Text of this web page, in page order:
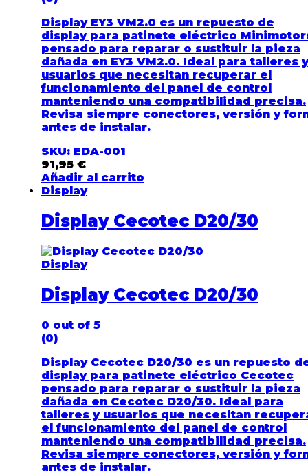
Display EY3 VM2.0 es un repuesto de
display para patinete eléctrico
pensado para reparar o sustituir la pieza
dañada en EY3 VM2.0. Ideal para talleres y
usuarios que necesitan recuperar el
funcionamiento del panel de control
manteniendo una compatibilidad precisa.
Revisa siempre conectores, versión y
antes de instalar.
SKU: EDA-001
91,95 €
Añadir al carrito
Display
Display Cecotec D20/30
Display
Display Cecotec D20/30
0 out of 5
(0)
Display Cecotec D20/30 es un repuesto
display para patinete eléctrico Cecotec
pensado para reparar o sustituir la pieza
dañada en Cecotec D20/30. Ideal para
talleres y usuarios que necesitan
el funcionamiento del panel de control
manteniendo una compatibilidad precisa.
Revisa siempre conectores, versión y
antes de instalar.